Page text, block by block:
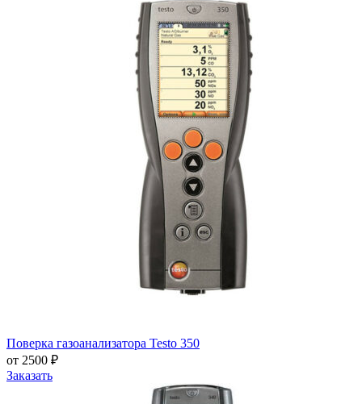
Поверка газоанализатора Testo 350
от 2500 ₽
Заказать